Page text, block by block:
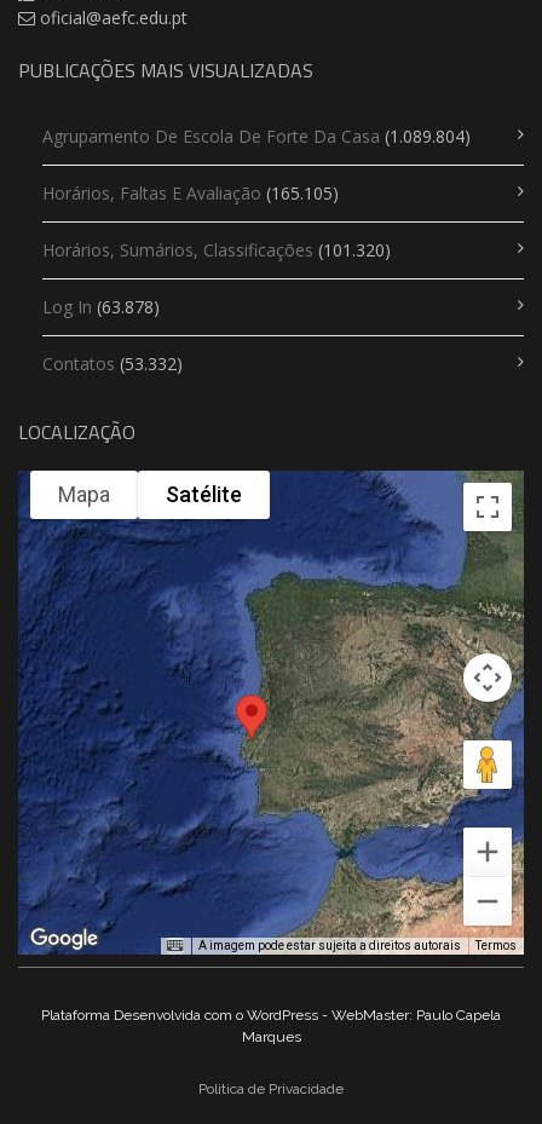
oficial@aefc.edu.pt
PUBLICAÇÕES MAIS VISUALIZADAS
Agrupamento De Escola De Forte Da Casa (1.089.804)
Horários, Faltas E Avaliação (165.105)
Horários, Sumários, Classificações (101.320)
Log In (63.878)
Contatos (53.332)
LOCALIZAÇÃO
Mapa Satélite
A imagem pode estar sujeita a direitos autorais Termos
Plataforma Desenvolvida com o WordPress - WebMaster: Paulo Capela
Marques
Politica de Privacidade